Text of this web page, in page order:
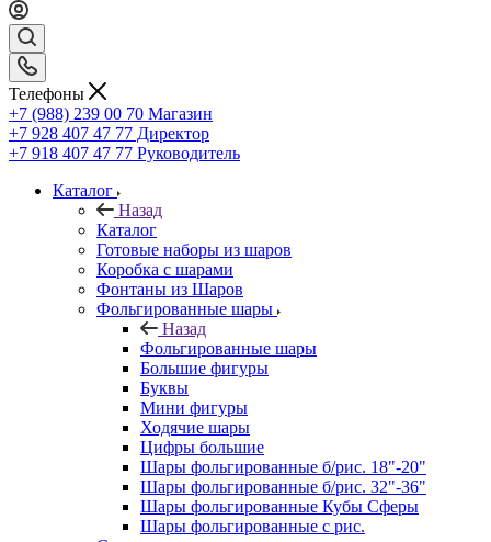
Телефоны
+7 (988) 239 00 70 Магазин
+7 928 407 47 77 Директор
+7 918 407 47 77 Руководитель
Каталог
Назад
Каталог
Готовые наборы из шаров
Коробка с шарами
Фонтаны из Шаров
Фольгированные шары
Назад
Фольгированные шары
Большие фигуры
Буквы
Мини фигуры
Ходячие шары
Цифры большие
Шары фольгированные б/рис. 18"-20"
Шары фольгированные б/рис. 32"-36"
Шары фольгированные Кубы Сферы
Шары фольгированные с рис.